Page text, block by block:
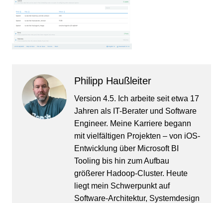
Philipp Haußleiter
Version 4.5. Ich arbeite seit etwa 17
Jahren als IT-Berater und Software
Engineer. Meine Karriere begann
mit vielfältigen Projekten – von iOS-
Entwicklung über Microsoft BI
Tooling bis hin zum Aufbau
größerer Hadoop-Cluster. Heute
liegt mein Schwerpunkt auf
Software-Architektur, Systemdesign